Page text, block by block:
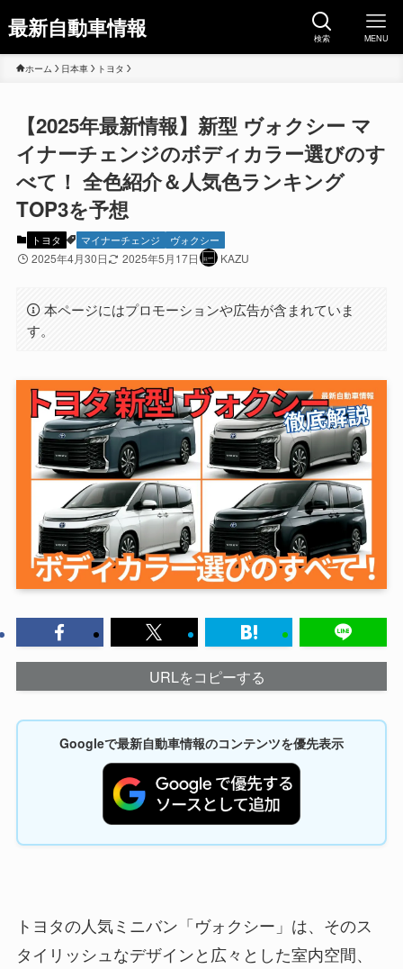
最新自動車情報 検索 MENU
ホーム 日本車 トヨタ
【2025年最新情報】新型 ヴォクシー マ
イナーチェンジのボディカラー選びのす
べて！ 全色紹介＆人気色ランキング
TOP3を予想
トヨタ マイナーチェンジ ヴォクシー
2025年4月30日 2025年5月17日 KAZU
本ページにはプロモーションや広告が含まれていま
す。
URLをコピーする
Googleで最新自動車情報のコンテンツを優先表示
トヨタの人気ミニバン「ヴォクシー」は、そのス
タイリッシュなデザインと広々とした室内空間、